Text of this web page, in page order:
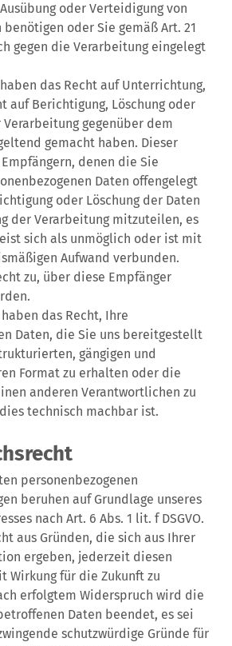
oder Verteidigung von
benötigen oder Sie gemäß Art. 21
gegen die Verarbeitung eingelegt
haben das Recht auf Unterrichtung,
auf Berichtigung, Löschung oder
Verarbeitung gegenüber dem
gemacht haben. Dieser
denen die Sie
Daten offengelegt
oder Löschung der Daten
der Verarbeitung mitzuteilen, es
sich als unmöglich oder ist mit
Aufwand verbunden.
zu, über diese Empfänger
haben das Recht, Ihre
Daten, die Sie uns bereitgestellt
gängigen und
Format zu erhalten oder die
anderen Verantwortlichen zu
technisch machbar ist.
personenbezogenen
beruhen auf Grundlage unseres
nach Art. 6 Abs. 1 lit. f DSGVO.
aus Gründen, die sich aus Ihrer
ergeben, jederzeit diesen
Wirkung für die Zukunft zu
erfolgtem Widerspruch wird die
Daten beendet, es sei
schutzwürdige Gründe für